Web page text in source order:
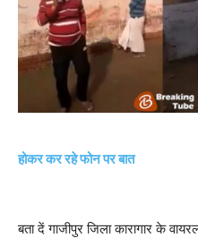
होकर कर रहे फोन पर बात
बता दें गाजीपुर जिला कारागार के